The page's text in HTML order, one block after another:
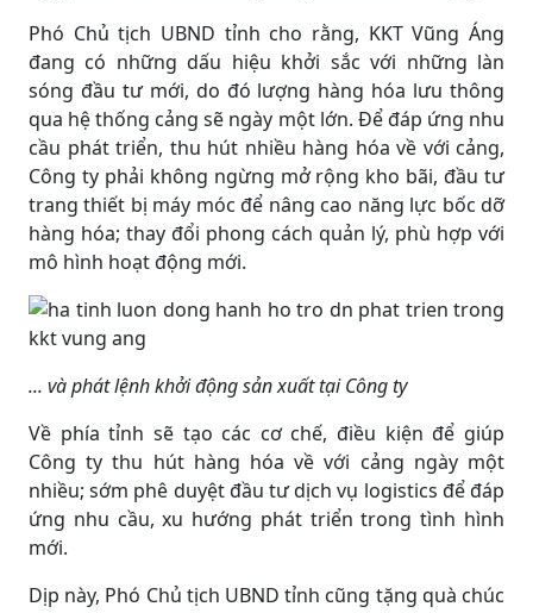
Phó Chủ tịch UBND tỉnh cho rằng, KKT Vũng Áng
đang có những dấu hiệu khởi sắc với những làn
sóng đầu tư mới, do đó lượng hàng hóa lưu thông
qua hệ thống cảng sẽ ngày một lớn. Để đáp ứng nhu
cầu phát triển, thu hút nhiều hàng hóa về với cảng,
Công ty phải không ngừng mở rộng kho bãi, đầu tư
trang thiết bị máy móc để nâng cao năng lực bốc dỡ
hàng hóa; thay đổi phong cách quản lý, phù hợp với
mô hình hoạt động mới.
... và phát lệnh khởi động sản xuất tại Công ty
Về phía tỉnh sẽ tạo các cơ chế, điều kiện để giúp
Công ty thu hút hàng hóa về với cảng ngày một
nhiều; sớm phê duyệt đầu tư dịch vụ logistics để đáp
ứng nhu cầu, xu hướng phát triển trong tình hình
mới.
Dịp này, Phó Chủ tịch UBND tỉnh cũng tặng quà chúc